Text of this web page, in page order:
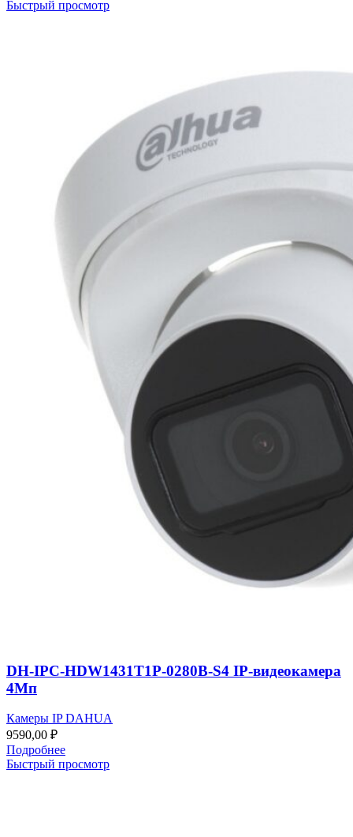
Быстрый просмотр
DH-IPC-HDW1431T1P-0280B-S4 IP-видеокамера
4Мп
Камеры IP DAHUA
9590,00 ₽
Подробнее
Быстрый просмотр